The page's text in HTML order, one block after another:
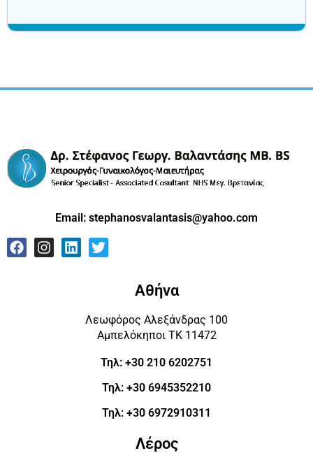
Email: stephanosvalantasis@yahoo.com
Αθήνα
Λεωφόρος Αλεξάνδρας 100
Αμπελόκηποι ΤΚ 11472
Τηλ: +30 210 6202751
Τηλ: +30 6945352210
Τηλ: +30 6972910311
Λέρος